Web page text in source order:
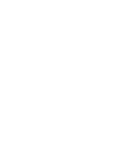
ものではありません
間以内＆設定した発送日数内に発送してい
間以内に発送しています
日数内に発送しています